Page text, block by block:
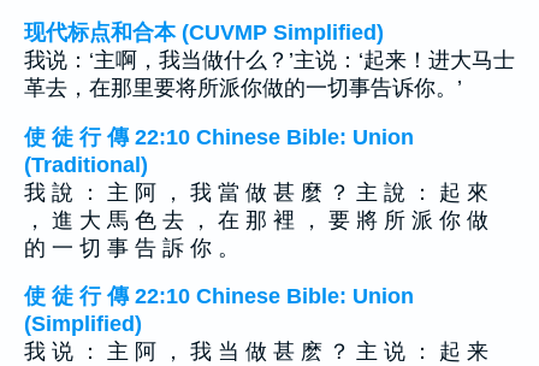
现代标点和合本 (CUVMP Simplified)
我说：‘主啊，我当做什么？’主说：‘起来！进大马士
革去，在那里要将所派你做的一切事告诉你。’
使 徒 行 傳 22:10 Chinese Bible: Union
(Traditional)
我 說 ： 主 阿 ， 我 當 做 甚 麼 ？ 主 說 ： 起 來
， 進 大 馬 色 去 ， 在 那 裡 ， 要 將 所 派 你 做
的 一 切 事 告 訴 你 。
使 徒 行 傳 22:10 Chinese Bible: Union
(Simplified)
我 说 ： 主 阿 ， 我 当 做 甚 麽 ？ 主 说 ： 起 来